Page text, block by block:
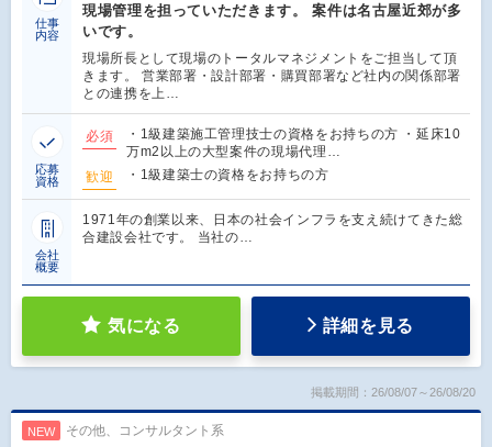
仕事
内容
現場管理を担っていただきます。 案件は名古屋近郊が多
いです。
現場所長として現場のトータルマネジメントをご担当して頂
きます。 営業部署・設計部署・購買部署など社内の関係部署
との連携を上…
応募
資格
必須
・1級建築施工管理技士の資格をお持ちの方 ・延床10
万m2以上の大型案件の現場代理…
歓迎
・1級建築士の資格をお持ちの方
会社
概要
1971年の創業以来、日本の社会インフラを支え続けてきた総
合建設会社です。 当社の…
気になる 詳細を見る
掲載期間：26/08/07～26/08/20
NEW その他、コンサルタント系